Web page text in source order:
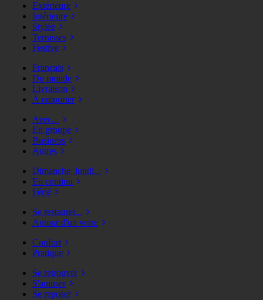
Extérieure
Intérieure
Stylée
Terrasses
Festive
Français
Du monde
Livraison
À emporter
Avec...
En groupe
Business
Autres
Dimanche, lundi...
En continu
Férié
Se restaurer...
Autour d'un verre
Confort
Pratique
Se retrouver
S'amuser
Se reposer